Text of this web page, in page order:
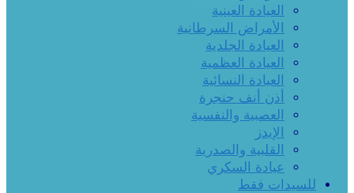
العيادة العينية
الأمراض السرطانية
العيادة الجلدية
العيادة العظمية
العيادة النسائية
أذن أنف حنجرة
العصبية والنفسية
الإيدز
القلبية والصدرية
عيادة السكري
للسيدات فقط